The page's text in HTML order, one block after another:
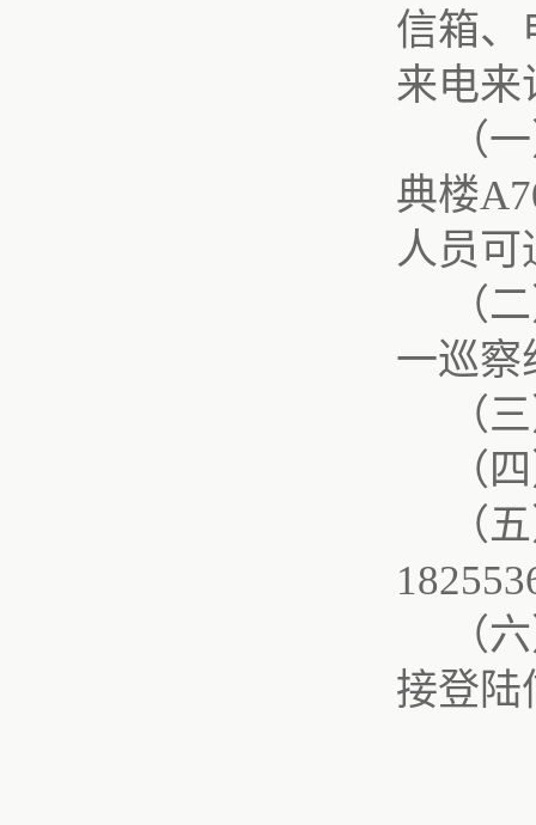
信箱、
来电来
（
典楼
人员可
（
一巡察
（
（
（
（六
接登陆